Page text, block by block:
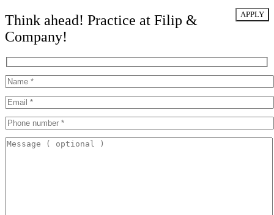
Think ahead! Practice at Filip &
Company!